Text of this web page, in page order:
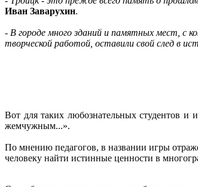
Иван Заварухин.
- В городе много зданий и памятных мест, с
творческой работой, оставили свой след в
Вот для таких любознательных студентов и
жемчужным...».
По мнению педагогов, в названии игры
человеку найти истинные ценности в